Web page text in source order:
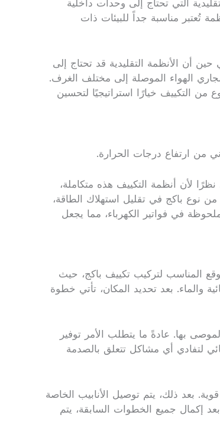
التي تحتاج إلى وحدات داخلية
تُعتبر مناسبة جداً للبيئات ذات
أن الأنظمة التقليدية قد تحتاج إلى
الهواء الموصلة إلى مختلف الغرف.
من التكييف خيارًا استراتيجيًا لتحسين
من ارتفاع درجات الحرارة.
لأن أنظمة التكييف هذه متكاملة،
من نوع باكج في تقليل استهلاك الطاقة،
في فواتير الكهرباء، مما يجعل
المناسب لتركيب تكييف باكج، حيث
والماء. بعد تحديد المكان، تأتي خطوة
بها. عادةً ما يتطلب الأمر توفير
لتفادي أي مشاكل تتعلق بالصدمة
بعد ذلك، يتم توصيل الأنابيب الخاصة
بعد إكمال جميع الخطوات السابقة، يتم